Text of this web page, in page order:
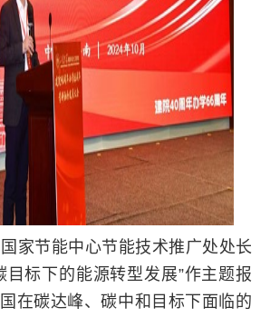
家节能中心节能技术推广处处长
目标下的能源转型发展”作主题报
在碳达峰、碳中和目标下面临的